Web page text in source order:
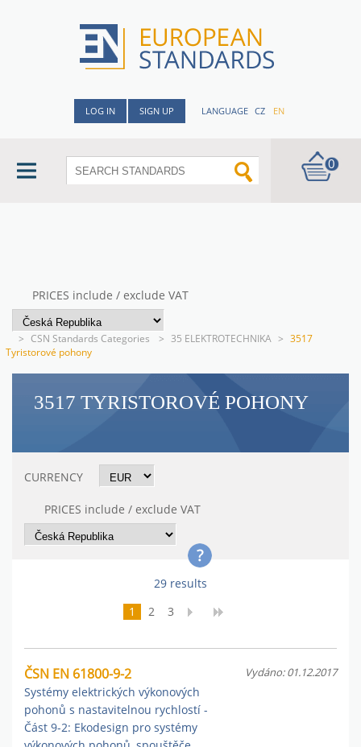
LOG IN SIGN UP LANGUAGE CZ EN
0
PRICES include / exclude VAT
> CSN Standards Categories > 35 ELEKTROTECHNIKA > 3517
Tyristorové pohony
3517 TYRISTOROVÉ POHONY
CURRENCY
PRICES include / exclude VAT
29 results
1
2 3
ČSN EN 61800-9-2
Systémy elektrických výkonových
pohonů s nastavitelnou rychlostí -
Část 9-2: Ekodesign pro systémy
Vydáno: 01.12.2017